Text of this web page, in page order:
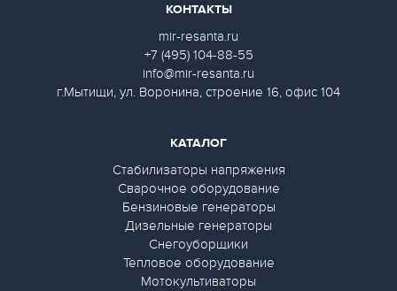
КАТАЛОГ
Стабилизаторы напряжения
Сварочное оборудование
Бензиновые генераторы
Дизельные генераторы
Снегоуборщики
Тепловое оборудование
Мотокультиваторы
КОНТАКТЫ
mir-resanta.ru
+7 (495) 104-88-55
info@mir-resanta.ru
г.Мытищи, ул. Воронина, строение 16, офис 104